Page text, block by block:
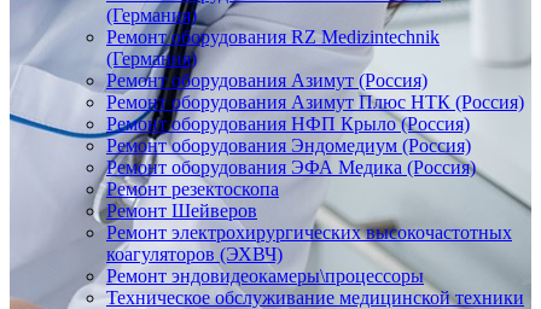
(Германия)
Ремонт оборудования RZ Medizintechnik
(Германия)
Ремонт оборудования Азимут (Россия)
Ремонт оборудования Азимут Плюс НТК (Россия)
Ремонт оборудования НФП Крыло (Россия)
Ремонт оборудования Эндомедиум (Россия)
Ремонт оборудования ЭФА Медика (Россия)
Ремонт резектоскопа
Ремонт Шейверов
Ремонт электрохирургических высокочастотных
коагуляторов (ЭХВЧ)
Ремонт эндовидеокамеры\процессоры
Техническое обслуживание медицинской техники